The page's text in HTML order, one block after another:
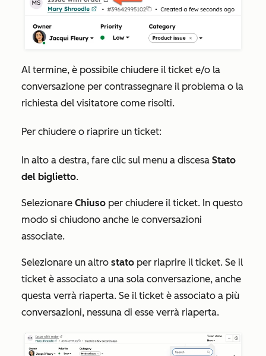
Al termine, è possibile chiudere il ticket e/o la
conversazione per contrassegnare il problema o la
richiesta del visitatore come risolti.
Per chiudere o riaprire un ticket:
In alto a destra, fare clic sul menu a discesa Stato
del biglietto.
Selezionare Chiuso per chiudere il ticket. In questo
modo si chiudono anche le conversazioni
associate.
Selezionare un altro stato per riaprire il ticket. Se il
ticket è associato a una sola conversazione, anche
questa verrà riaperta. Se il ticket è associato a più
conversazioni, nessuna di esse verrà riaperta.